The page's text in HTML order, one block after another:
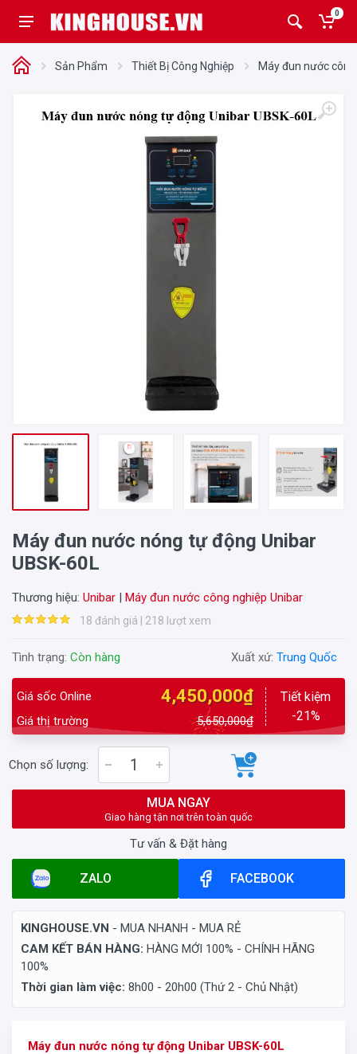
0
Sản Phẩm Thiết Bị Công Nghiệp Máy đun nước
Máy đun nước nóng tự động Unibar
UBSK-60L
Thương hiệu: Unibar | Máy đun nước công nghiệp Unibar
18 đánh giá | 218 lượt xem
Tình trạng: Còn hàng Xuất xứ: Trung Quốc
Giá sốc Online 4,450,000₫
Giá thị trường 5,650,000₫
Tiết kiệm
-21%
Chọn số lượng:
MUA NGAY
Giao hàng tận nơi trên toàn quốc
Tư vấn & Đặt hàng
ZALO FACEBOOK
KINGHOUSE.VN - MUA NHANH - MUA RẺ
CAM KẾT BÁN HÀNG: HÀNG MỚI 100% - CHÍNH HÃNG
100%
Thời gian làm việc: 8h00 - 20h00 (Thứ 2 - Chủ Nhật)
Máy đun nước nóng tự động Unibar UBSK-60L